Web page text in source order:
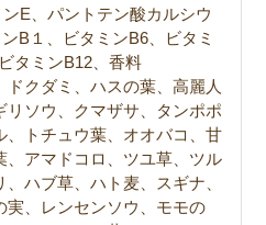
E、パントテン酸カルシウ
B１、ビタミンB6、ビタミ
タミンB12、香料
クダミ、ハスの葉、高麗人
ソウ、クマザサ、タンポポ
、トチュウ葉、オオバコ、甘
、アマドコロ、ツユ草、ツル
ハブ草、ハト麦、スギナ、
実、レンセンソウ、モモの